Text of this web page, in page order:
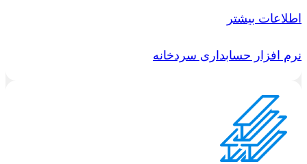
اطلاعات بیشتر
نرم افزار حسابداری سردخانه